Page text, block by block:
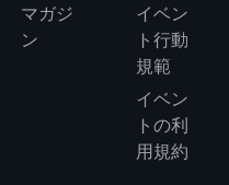
マガジ
ン
イベン
ト行動
規範
イベン
トの利
用規約